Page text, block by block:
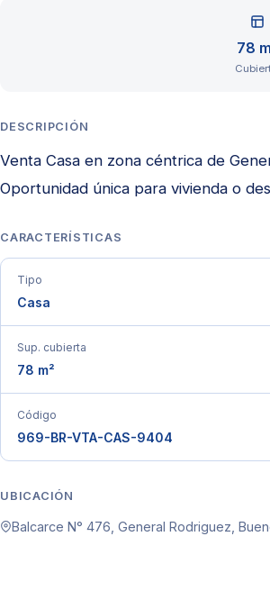
78
DESCRIPCIÓN
Venta Casa en zona céntrica de
Oportunidad única para vivienda o
CARACTERÍSTICAS
Tipo
Casa
Sup. cubierta
78 m²
Código
969-BR-VTA-CAS-9404
UBICACIÓN
Balcarce N° 476, General Rodriguez,